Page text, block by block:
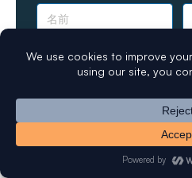
名
前
メ
*
インストール